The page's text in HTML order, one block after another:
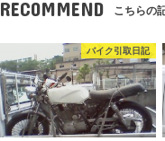
RECOMMEND こちらの
バイク引取日記